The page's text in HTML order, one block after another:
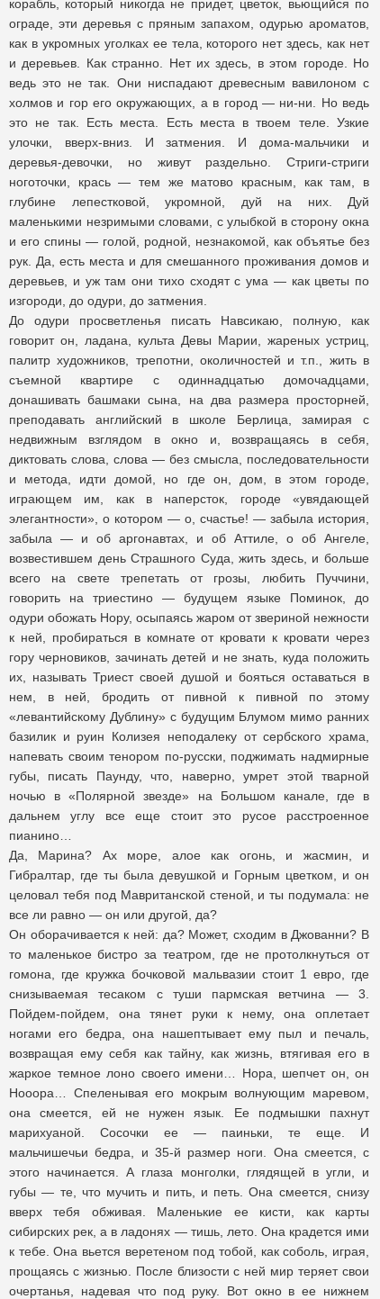
корабль, который никогда не придет, цветок, вьющийся по
ограде, эти деревья с пряным запахом, одурью ароматов,
как в укромных уголках ее тела, которого нет здесь, как нет
и деревьев. Как странно. Нет их здесь, в этом городе. Но
ведь это не так. Они ниспадают древесным вавилоном с
холмов и гор его окружающих, а в город — ни-ни. Но ведь
это не так. Есть места. Есть места в твоем теле. Узкие
улочки, вверх-вниз. И затмения. И дома-мальчики и
деревья-девочки, но живут раздельно. Стриги-стриги
ноготочки, крась — тем же матово красным, как там, в
глубине лепестковой, укромной, дуй на них. Дуй
маленькими незримыми словами, с улыбкой в сторону окна
и его спины — голой, родной, незнакомой, как объятье без
рук. Да, есть места и для смешанного проживания домов и
деревьев, и уж там они тихо сходят с ума — как цветы по
изгороди, до одури, до затмения.
До одури просветленья писать Навсикаю, полную, как
говорит он, ладана, культа Девы Марии, жареных устриц,
палитр художников, трепотни, околичностей и т.п., жить в
съемной квартире с одиннадцатью домочадцами,
донашивать башмаки сына, на два размера просторней,
преподавать английский в школе Берлица, замирая с
недвижным взглядом в окно и, возвращаясь в себя,
диктовать слова, слова — без смысла, последовательности
и метода, идти домой, но где он, дом, в этом городе,
играющем им, как в наперсток, городе «увядающей
элегантности», о котором — о, счастье! — забыла история,
забыла — и об аргонавтах, и об Аттиле, о об Ангеле,
возвестившем день Страшного Суда, жить здесь, и больше
всего на свете трепетать от грозы, любить Пуччини,
говорить на триестино — будущем языке Поминок, до
одури обожать Нору, осыпаясь жаром от звериной нежности
к ней, пробираться в комнате от кровати к кровати через
гору черновиков, зачинать детей и не знать, куда положить
их, называть Триест своей душой и бояться оставаться в
нем, в ней, бродить от пивной к пивной по этому
«левантийскому Дублину» с будущим Блумом мимо ранних
базилик и руин Колизея неподалеку от сербского храма,
напевать своим тенором по-русски, поджимать надмирные
губы, писать Паунду, что, наверно, умрет этой тварной
ночью в «Полярной звезде» на Большом канале, где в
дальнем углу все еще стоит это русое расстроенное
пианино…
Да, Марина? Ах море, алое как огонь, и жасмин, и
Гибралтар, где ты была девушкой и Горным цветком, и он
целовал тебя под Мавританской стеной, и ты подумала: не
все ли равно — он или другой, да?
Он оборачивается к ней: да? Может, сходим в Джованни? В
то маленькое бистро за театром, где не протолкнуться от
гомона, где кружка бочковой мальвазии стоит 1 евро, где
снизываемая тесаком с туши пармская ветчина — 3.
Пойдем-пойдем, она тянет руки к нему, она оплетает
ногами его бедра, она нашептывает ему пыл и печаль,
возвращая ему себя как тайну, как жизнь, втягивая его в
жаркое темное лоно своего имени… Нора, шепчет он, он
Нооора… Спеленывая его мокрым волнующим маревом,
она смеется, ей не нужен язык. Ее подмышки пахнут
марихуаной. Сосочки ее — паиньки, те еще. И
мальчишечьи бедра, и 35-й размер ноги. Она смеется, с
этого начинается. А глаза монголки, глядящей в угли, и
губы — те, что мучить и пить, и петь. Она смеется, снизу
вверх тебя обживая. Маленькие ее кисти, как карты
сибирских рек, а в ладонях — тишь, лето. Она крадется ими
к тебе. Она вьется веретеном под тобой, как соболь, играя,
прощаясь с жизнью. После близости с ней мир теряет свои
очертанья, надевая что под руку. Вот окно в ее нижнем